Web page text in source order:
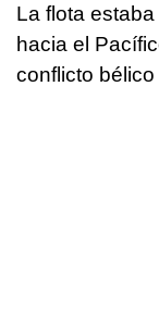
La flota
hacia el
conflicto bélico